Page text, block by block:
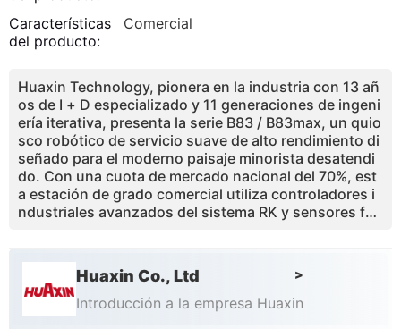
Características
del producto:
Comercial
Huaxin Technology, pionera en la industria con 13 añ
os de I + D especializado y 11 generaciones de ingeni
ería iterativa, presenta la serie B83 / B83max, un quio
sco robótico de servicio suave de alto rendimiento di
señado para el moderno paisaje minorista desatendi
do. Con una cuota de mercado nacional del 70%, est
a estación de grado comercial utiliza controladores i
ndustriales avanzados del sistema RK y sensores fot
cionamiento de menos de 0,1 mm. Diseñado para la r
entabilidad, la máquina cuenta con un sistema integr
ado de bomba de aire que logra un desbordamiento d
el 43%, garantizando una textura sedosa y premium
Huaxin Co., Ltd >
Introducción a la empresa Huaxin